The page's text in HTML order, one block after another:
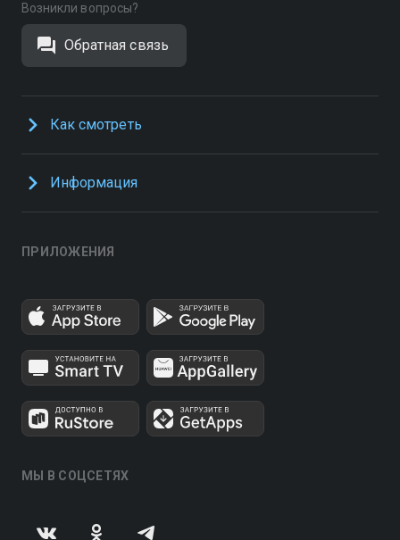
Возникли вопросы?
Обратная связь
Как смотреть
Информация
ПРИЛОЖЕНИЯ
МЫ В СОЦСЕТЯХ